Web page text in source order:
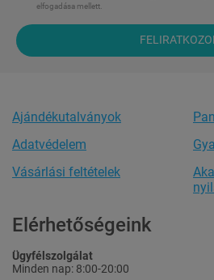
elfogadása mellett.
Ajándékutalványok
Adatvédelem
Vásárlási feltételek
Elérhetőségeink
Ügyfélszolgálat
Minden nap: 8:00-20:00